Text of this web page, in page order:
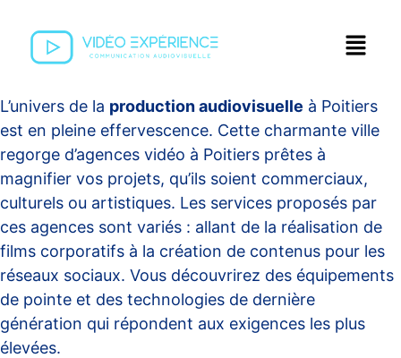
L’univers de la production audiovisuelle à Poitiers
est en pleine effervescence. Cette charmante ville
regorge d’agences vidéo à Poitiers prêtes à
magnifier vos projets, qu’ils soient commerciaux,
culturels ou artistiques. Les services proposés par
ces agences sont variés : allant de la réalisation de
films corporatifs à la création de contenus pour les
réseaux sociaux. Vous découvrirez des équipements
de pointe et des technologies de dernière
génération qui répondent aux exigences les plus
élevées.